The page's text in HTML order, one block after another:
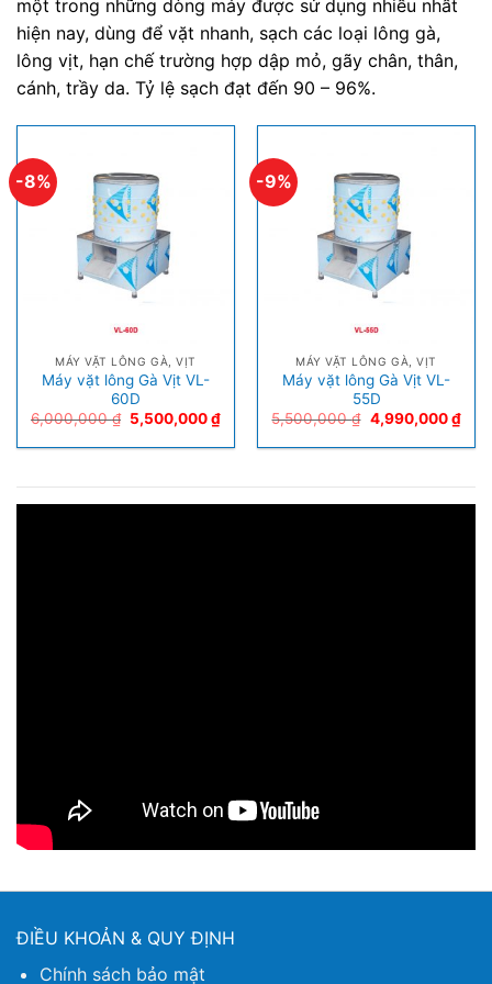
một trong những dòng máy được sử dụng nhiều nhất
hiện nay, dùng để vặt nhanh, sạch các loại lông gà,
lông vịt, hạn chế trường hợp dập mỏ, gãy chân, thân,
cánh, trầy da. Tỷ lệ sạch đạt đến 90 – 96%.
-8%
MÁY VẶT LÔNG GÀ, VỊT
Máy vặt lông Gà Vịt VL-
60D
6,000,000₫ 5,500,000₫
-9%
MÁY VẶT LÔNG GÀ, VỊT
Máy vặt lông Gà Vịt VL-
55D
5,500,000₫ 4,990,000₫
ĐIỀU KHOẢN & QUY ĐỊNH
Chính sách bảo mật